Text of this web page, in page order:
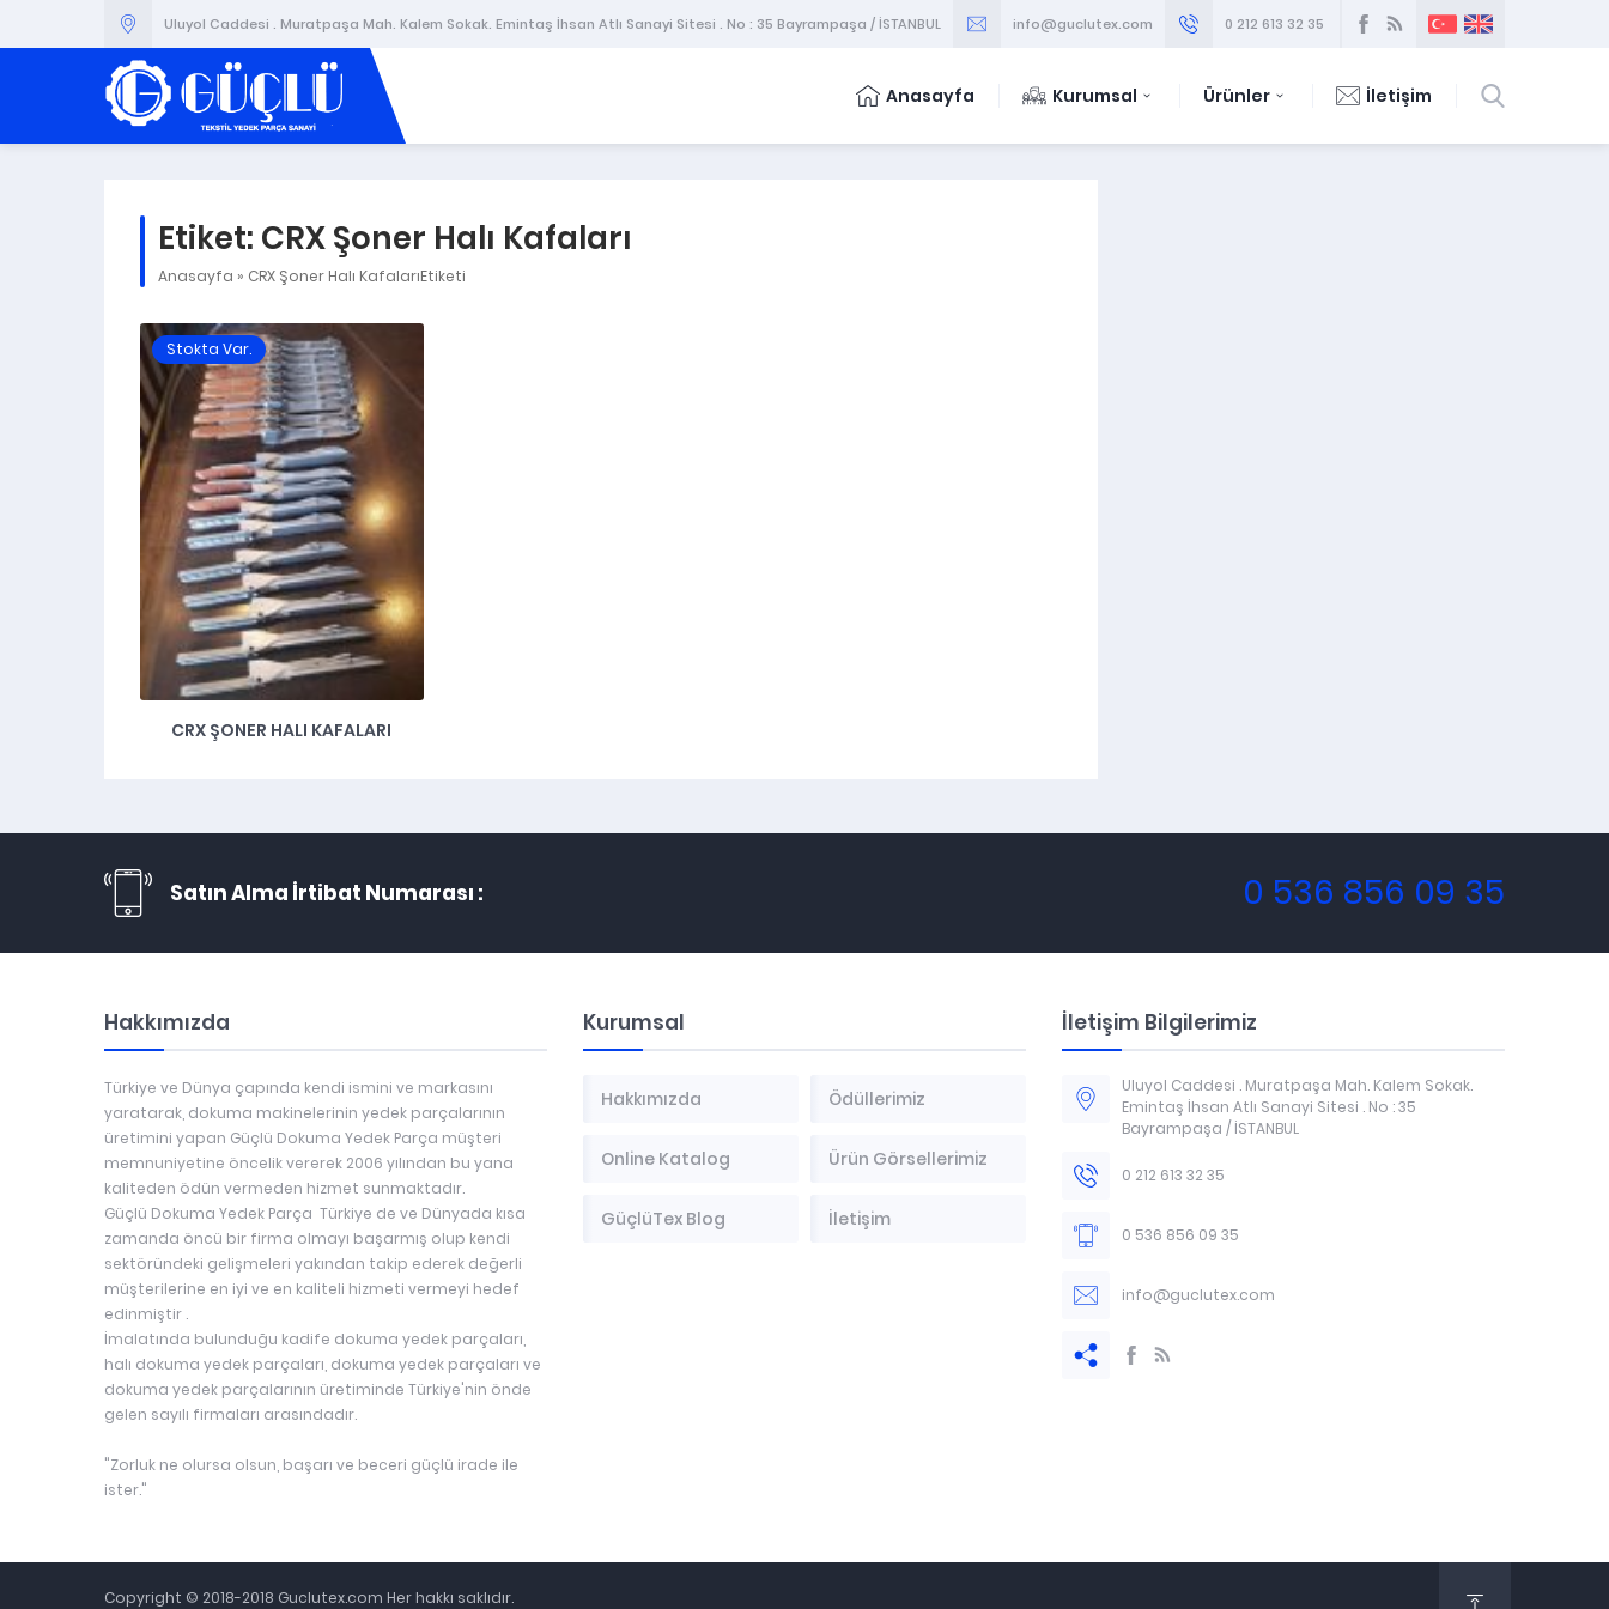
Uluyol Caddesi . Muratpaşa Mah. Kalem Sokak. Emintaş İhsan Atlı Sanayi Sitesi . No : 35 Bayrampaşa / İSTANBUL info@guclutex.com 0 212 613 32 35
Anasayfa Kurumsal Ürünler İletişim
Etiket: CRX Şoner Halı Kafaları
Anasayfa » CRX Şoner Halı KafalarıEtiketi
Stokta Var.
CRX ŞONER HALI KAFALARI
Satın Alma İrtibat Numarası : 0 536 856 09 35
Hakkımızda
Türkiye ve Dünya çapında kendi ismini ve markasını
yaratarak, dokuma makinelerinin yedek parçalarının
üretimini yapan Güçlü Dokuma Yedek Parça müşteri
memnuniyetine öncelik vererek 2006 yılından bu yana
kaliteden ödün vermeden hizmet sunmaktadır.
Güçlü Dokuma Yedek Parça Türkiye de ve Dünyada kısa
zamanda öncü bir firma olmayı başarmış olup kendi
sektöründeki gelişmeleri yakından takip ederek değerli
müşterilerine en iyi ve en kaliteli hizmeti vermeyi hedef
edinmiştir .
İmalatında bulunduğu kadife dokuma yedek parçaları,
halı dokuma yedek parçaları, dokuma yedek parçaları ve
dokuma yedek parçalarının üretiminde Türkiye'nin önde
gelen sayılı firmaları arasındadır.
"Zorluk ne olursa olsun, başarı ve beceri güçlü irade ile
ister."
Kurumsal
Hakkımızda Ödüllerimiz
Online Katalog Ürün Görsellerimiz
GüçlüTex Blog İletişim
İletişim Bilgilerimiz
Uluyol Caddesi . Muratpaşa Mah. Kalem Sokak.
Emintaş İhsan Atlı Sanayi Sitesi . No : 35
Bayrampaşa / İSTANBUL
0 212 613 32 35
0 536 856 09 35
info@guclutex.com
Copyright © 2018-2018 Guclutex.com Her hakkı saklıdır.